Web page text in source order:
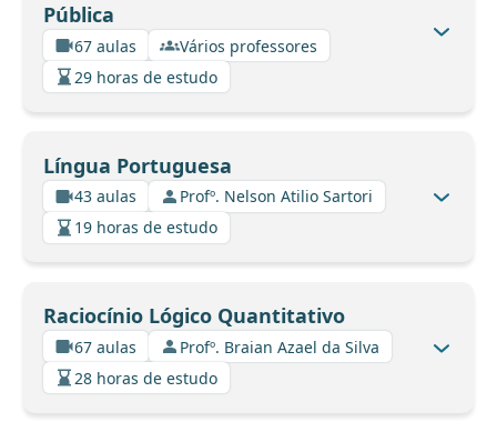
Pública
67 aulas
Vários professores
29 horas de estudo
Língua Portuguesa
43 aulas
Profº. Nelson Atilio Sartori
19 horas de estudo
Raciocínio Lógico Quantitativo
67 aulas
Profº. Braian Azael da Silva
28 horas de estudo